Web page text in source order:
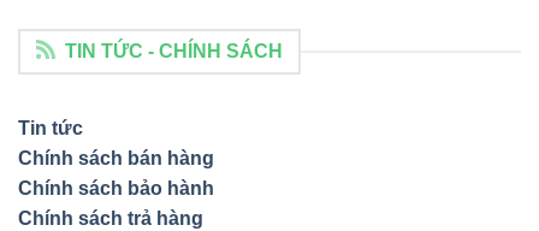
TIN TỨC - CHÍNH SÁCH
Tin tức
Chính sách bán hàng
Chính sách bảo hành
Chính sách trả hàng